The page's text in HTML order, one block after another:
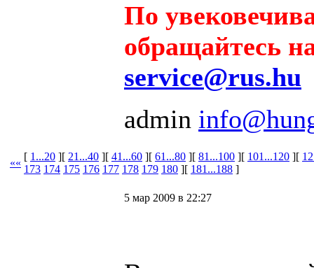
По
обращайтесь
service@rus.hu
admin
««
[ 1...20 ][ 21...40 ][ 41...60 ][ 61...80 ][ 81...100 ][ 101...120 ][
173 174 175 176 177 178 179 180 ][ 181...188 ]
5 мар 2009 в 22:27